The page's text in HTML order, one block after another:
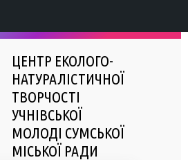
ЦЕНТР ЕКОЛОГО-
НАТУРАЛІСТИЧНОЇ
ТВОРЧОСТІ
УЧНІВСЬКОЇ
МОЛОДІ СУМСЬКОЇ
МІСЬКОЇ РАДИ